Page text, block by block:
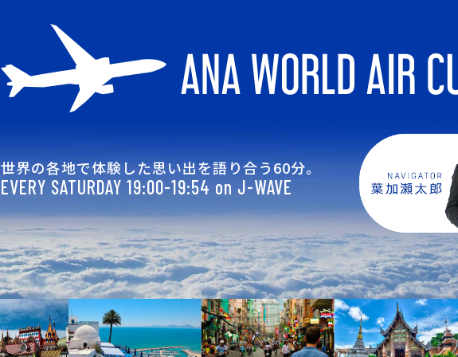
世界の各地で体験した思い出を語り合う60分。
EVERY SATURDAY 19:00-19:54 on J-WAVE